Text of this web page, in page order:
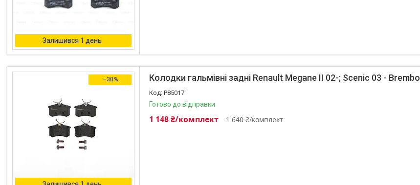
Залишився 1 день
–30% Колодки гальмівні задні Renault Megane II 02-; Scenic 03 - Brembo
P85017
Готово до відправки
1 640 ₴/комплект
1 148 ₴/комплект